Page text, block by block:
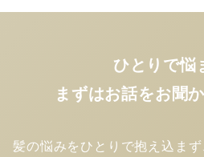
ひとりで悩
まずはお話をお聞
髪の悩みをひとりで抱え込ま